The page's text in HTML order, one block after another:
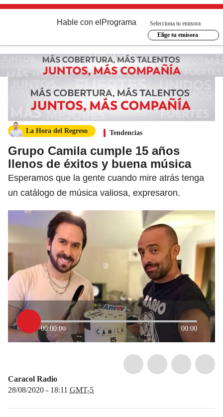
Hable con el Programa
Selecciona tu emisora
Elige tu emisora
La Hora del Regreso Tendencias
Grupo Camila cumple 15 años
llenos de éxitos y buena música
Esperamos que la gente cuando mire atrás tenga
un catálogo de música valiosa, expresaron.
00:00:00 00:00
Caracol Radio
28/08/2020 - 18:11 GMT-5